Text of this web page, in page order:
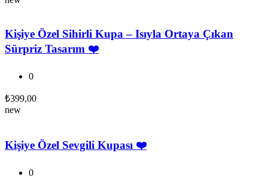
Kişiye Özel Sihirli Kupa – Isıyla Ortaya Çıkan
Sürpriz Tasarım ❤️
0
₺399,00
new
Kişiye Özel Sevgili Kupası ❤️
0